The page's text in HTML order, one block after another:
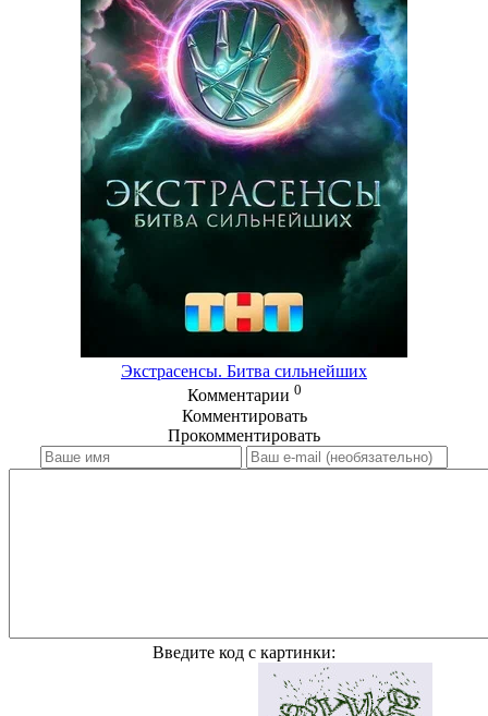
Экстрасенсы. Битва сильнейших
Комментарии 0
Комментировать
Прокомментировать
Введите код с картинки: